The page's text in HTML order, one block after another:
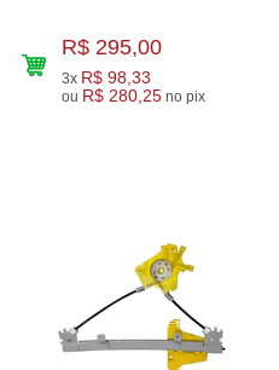
R$ 295,00
3x R$ 98,33
ou R$ 280,25 no pix